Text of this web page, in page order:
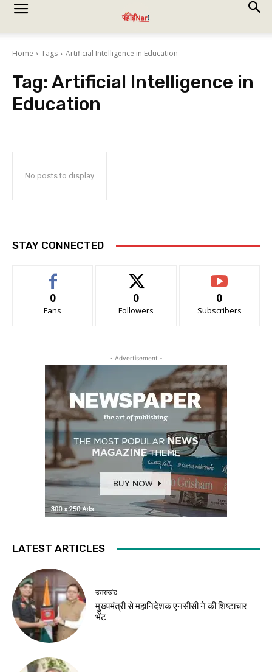
Home Tags Artificial Intelligence in Education
Tag: Artificial Intelligence in
Education
No posts to display
STAY CONNECTED
0
Fans
0
Followers
0
Subscribers
- Advertisement -
LATEST ARTICLES
उत्तराखंड
मुख्यमंत्री से महानिदेशक एनसीसी ने की शिष्टाचार
भेंट